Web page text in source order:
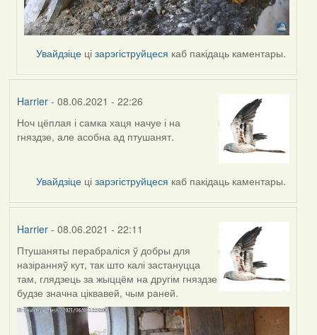
Увайдзіце цізарэгіструйцеся каб пакідаць каментары.
Harrier- 08.06.2021 - 22:26
Ноч цёплая і самка хаця начуе і на
гняздзе, але асобна ад птушанят.
Увайдзіце цізарэгіструйцеся каб пакідаць каментары.
Harrier- 08.06.2021 - 22:11
Птушаняты перабраліся ў добры для
назіранняў кут, так што калі застануцца
там, глядзець за жыццём на другім гняздзе
будзе значна ціквавей, чым раней.